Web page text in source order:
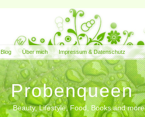
Blog Über mich Impressum & Datenschutz
Probenqueen
Beauty, Lifestyle, Food, Books and more